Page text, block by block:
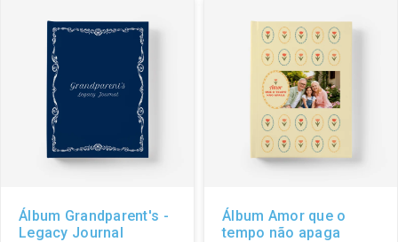
Álbum Grandparent's -
Legacy Journal
Álbum Amor que o
tempo não apaga